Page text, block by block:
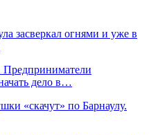
засверкал огнями и уже в
дело в…
«скачут» по Барнаулу.